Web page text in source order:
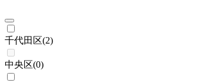
千代田区(2)
中央区(0)